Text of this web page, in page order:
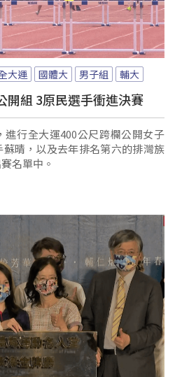
大運 國體大 男子組 輔大
開組 3原民選手衝進決賽
進行全大運400公尺跨欄公開女子
晴，以及去年排名第六的排灣族
名單中。